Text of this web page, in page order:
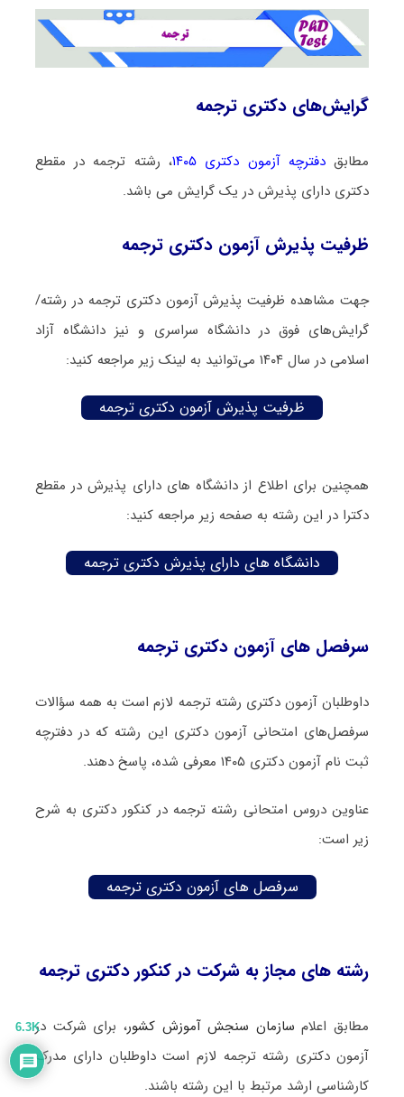
گرایش‌های دکتری ترجمه
مطابقدفترچه آزمون دکتری ۱۴۰۵
، رشته ترجمه در مقطع
دکتری دارای پذیرش در یک گرایش می باشد.
ظرفیت پذیرش آزمون دکتری ترجمه
جهت مشاهده ظرفیت پذیرش آزمون دکتری ترجمه در رشته/
گرایش‌های فوق در دانشگاه سراسری و نیز دانشگاه آزاد
اسلامی در سال ۱۴۰۴ می‌توانید به لینک زیر مراجعه کنید:
ظرفیت پذیرش آزمون دکتری ترجمه
همچنین برای اطلاع از دانشگاه های دارای پذیرش در مقطع
دکترا در این رشته به صفحه زیر مراجعه کنید:
دانشگاه های دارای پذیرش دکتری ترجمه
سرفصل های آزمون دکتری ترجمه
داوطلبان آزمون دکتری رشته ترجمه لازم است به همه سؤالات
سرفصل‌های امتحانی آزمون دکتری این رشته که در دفترچه‌
ثبت نام آزمون دکتری ۱۴۰۵ معرفی شده، پاسخ دهند.
عناوین دروس امتحانی رشته ترجمه در کنکور دکتری به شرح
زیر است:
سرفصل های آزمون دکتری ترجمه
رشته های مجاز به شرکت در کنکور دکتری ترجمه
مطابق اعلام سازمان سنجش آموزش کشور، برای شرکت در
آزمون دکتری رشته ترجمه لازم است داوطلبان دارای مدرک
کارشناسی ارشد مرتبط با این رشته باشند.
6.3K